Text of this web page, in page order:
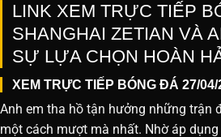
LINK XEM TRỰC TIẾP
SHANGHAI ZETIAN VÀ
SỰ LỰA CHỌN HOÀN
XEM TRỰC TIẾP BÓNG ĐÁ 27/
Anh em tha hồ tận hưởng những trận
một cách mượt mà nhất. Nhờ áp